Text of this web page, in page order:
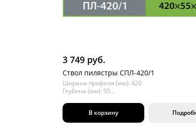
3 749 руб.
Ствол пилястры СПЛ-420/1
Ширина профиля (мм): 420
Глубина (мм): 55
В корзину